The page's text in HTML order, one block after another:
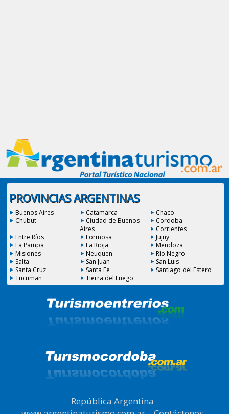
PROVINCIAS ARGENTINAS
Buenos Aires Catamarca
Chaco
Chubut
Ciudad de Buenos
Aires
Cordoba
Corrientes
Entre Ríos
Formosa
Jujuy
La Pampa
La Rioja
Mendoza
Misiones
Neuquen
Río Negro
Salta
San Juan
San Luis
Santa Cruz
Santa Fe
Santiago del Estero
Tucuman
Tierra del Fuego
República Argentina